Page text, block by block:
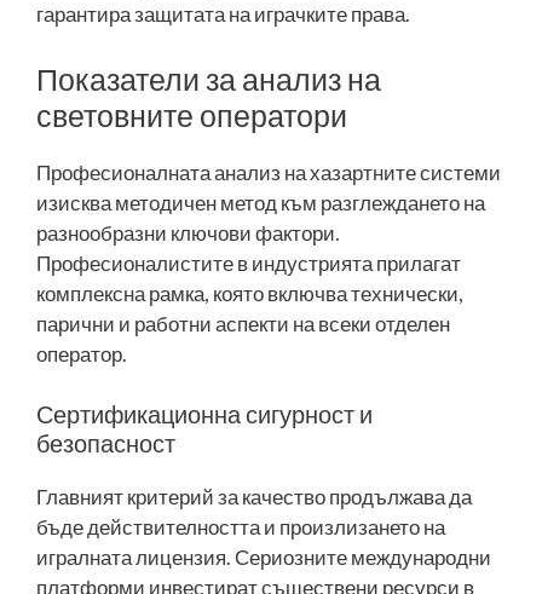
гарантира защитата на играчките права.
Показатели за анализ на
световните оператори
Професионалната анализ на хазартните системи
изисква методичен метод към разглеждането на
разнообразни ключови фактори.
Професионалистите в индустрията прилагат
комплексна рамка, която включва технически,
парични и работни аспекти на всеки отделен
оператор.
Сертификационна сигурност и
безопасност
Главният критерий за качество продължава да
бъде действителността и произлизането на
игралната лицензия. Сериозните международни
платформи инвестират съществени ресурси в